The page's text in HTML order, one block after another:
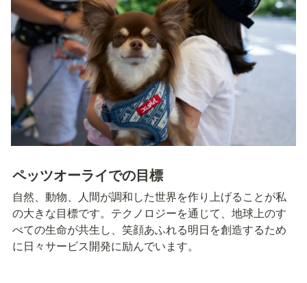
ペッツオーライでの目標
自然、動物、人間が調和した世界を作り上げることが私
の大きな目標です。テクノロジーを通じて、地球上のす
べての生命が共生し、笑顔あふれる明日を創造するため
に日々サービス開発に励んでいます。